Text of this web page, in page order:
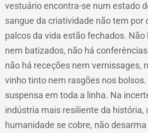
vestuário encontra-se num estado
sangue da criatividade não tem por
palcos da vida estão fechados.
nem batizados, não há
não há receções nem vernissages,
vinho tinto nem rasgões nos
suspensa em toda a linha. Na
indústria mais resiliente da história,
humanidade se cobre, não